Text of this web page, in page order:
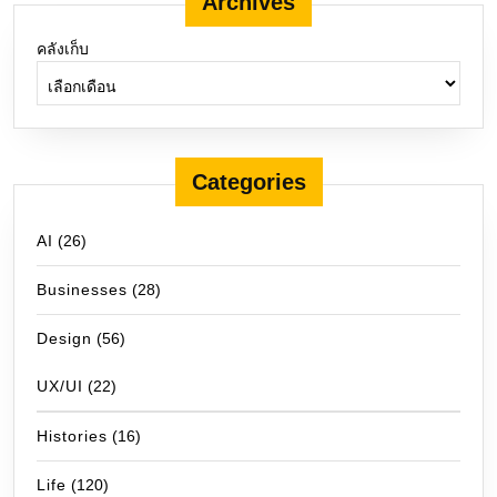
คลังเก็บ
Categories
AI (26)
Businesses (28)
Design (56)
UX/UI (22)
Histories (16)
Life (120)